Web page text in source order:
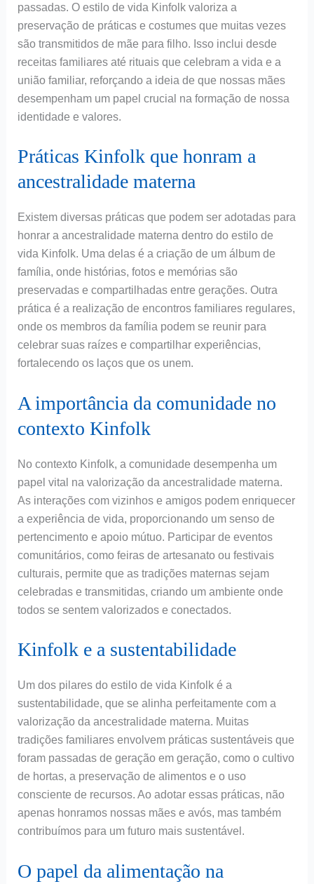
passadas. O estilo de vida Kinfolk valoriza a
preservação de práticas e costumes que muitas vezes
são transmitidos de mãe para filho. Isso inclui desde
receitas familiares até rituais que celebram a vida e a
união familiar, reforçando a ideia de que nossas mães
desempenham um papel crucial na formação de nossa
identidade e valores.
Práticas Kinfolk que honram a
ancestralidade materna
Existem diversas práticas que podem ser adotadas para
honrar a ancestralidade materna dentro do estilo de
vida Kinfolk. Uma delas é a criação de um álbum de
família, onde histórias, fotos e memórias são
preservadas e compartilhadas entre gerações. Outra
prática é a realização de encontros familiares regulares,
onde os membros da família podem se reunir para
celebrar suas raízes e compartilhar experiências,
fortalecendo os laços que os unem.
A importância da comunidade no
contexto Kinfolk
No contexto Kinfolk, a comunidade desempenha um
papel vital na valorização da ancestralidade materna.
As interações com vizinhos e amigos podem enriquecer
a experiência de vida, proporcionando um senso de
pertencimento e apoio mútuo. Participar de eventos
comunitários, como feiras de artesanato ou festivais
culturais, permite que as tradições maternas sejam
celebradas e transmitidas, criando um ambiente onde
todos se sentem valorizados e conectados.
Kinfolk e a sustentabilidade
Um dos pilares do estilo de vida Kinfolk é a
sustentabilidade, que se alinha perfeitamente com a
valorização da ancestralidade materna. Muitas
tradições familiares envolvem práticas sustentáveis que
foram passadas de geração em geração, como o cultivo
de hortas, a preservação de alimentos e o uso
consciente de recursos. Ao adotar essas práticas, não
apenas honramos nossas mães e avós, mas também
contribuímos para um futuro mais sustentável.
O papel da alimentação na